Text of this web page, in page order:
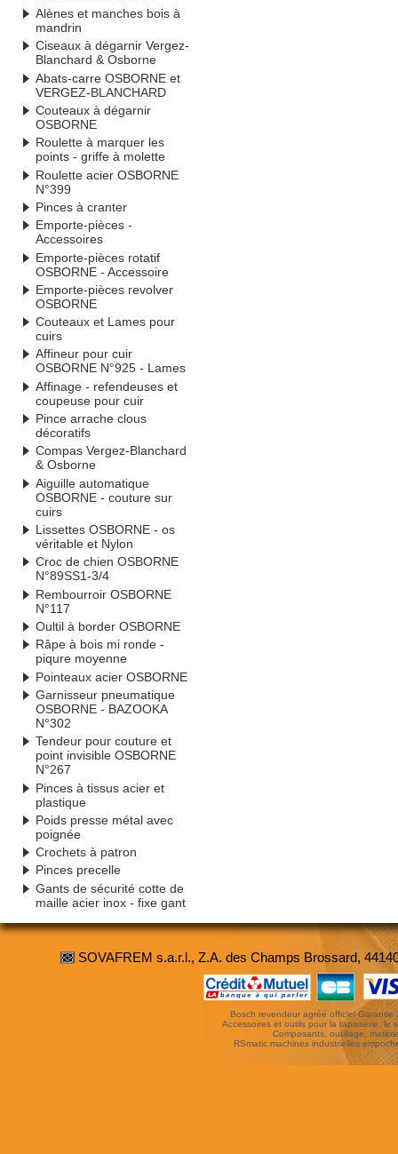
Alènes et manches bois à
mandrin
Ciseaux à dégarnir Vergez-
Blanchard & Osborne
Abats-carre OSBORNE et
VERGEZ-BLANCHARD
Couteaux à dégarnir
OSBORNE
Roulette à marquer les
points - griffe à molette
Roulette acier OSBORNE
N°399
Pinces à cranter
Emporte-pièces -
Accessoires
Emporte-pièces rotatif
OSBORNE - Accessoire
Emporte-pièces revolver
OSBORNE
Couteaux et Lames pour
cuirs
Affineur pour cuir
OSBORNE N°925 - Lames
Affinage - refendeuses et
coupeuse pour cuir
Pince arrache clous
décoratifs
Compas Vergez-Blanchard
& Osborne
Aiguille automatique
OSBORNE - couture sur
cuirs
Lissettes OSBORNE - os
véritable et Nylon
Croc de chien OSBORNE
N°89SS1-3/4
Rembourroir OSBORNE
N°117
Oultil à border OSBORNE
Râpe à bois mi ronde -
piqure moyenne
Pointeaux acier OSBORNE
Garnisseur pneumatique
OSBORNE - BAZOOKA
N°302
Tendeur pour couture et
point invisible OSBORNE
N°267
Pinces à tissus acier et
plastique
Poids presse métal avec
poignée
Crochets à patron
Pinces precelle
Gants de sécurité cotte de
maille acier inox - fixe gant
SOVAFREM s.a.r.l., Z.A. des Champs Brossard,
Bosch revendeur agréé officiel Garantie
Accessoires et outils pour la tapisserie, le
Composants, outillage,
RSmatic machines industrielles